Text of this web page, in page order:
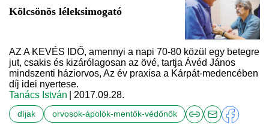
Kölcsönös léleksimogató
AZ A KEVÉS IDŐ, amennyi a napi 70-80 közül egy betegre
jut, csakis és kizárólagosan az övé, tartja Ávéd János
mindszenti háziorvos, Az év praxisa a Kárpát-medencében
díj idei nyertese.
Tanács István
| 2017.09.28.
díjak orvosok-ápolók-mentők-védőnők